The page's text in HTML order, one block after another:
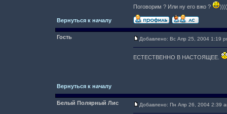
Поговорим ? Или ну его вжо ?
Вернуться к началу
Гость Добавлено: Вс Апр 25, 2004 1:19
ЕСТЕСТВЕННО В НАСТОЯЩЕЕ.
Вернуться к началу
Белый Полярный Лис Добавлено: Пн Апр 26, 2004 2:39